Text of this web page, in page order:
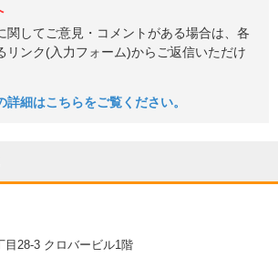
関してご意見・コメントがある場合は、各
リンク(入力フォーム)からご返信いただけ
細はこちらをご覧ください。
目28-3 クロバービル1階